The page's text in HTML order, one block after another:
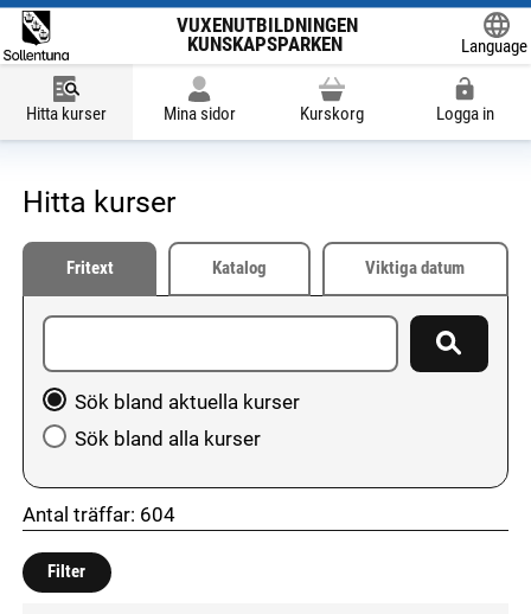
VUXENUTBILDNINGEN
KUNSKAPSPARKEN
Language
Hitta kurser Mina sidor Kurskorg Logga in
Hitta kurser
Fritext Katalog Viktiga datum
Välj att söka bland aktuella kurser eller hela utbudet
Sök bland aktuella kurser
Sök bland alla kurser
Sök
Antal träffar: 604
don't click me
Filter